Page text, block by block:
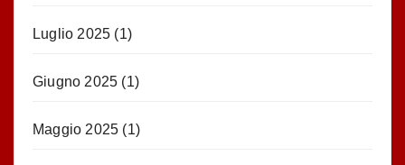
Luglio 2025 (1)
Giugno 2025 (1)
Maggio 2025 (1)